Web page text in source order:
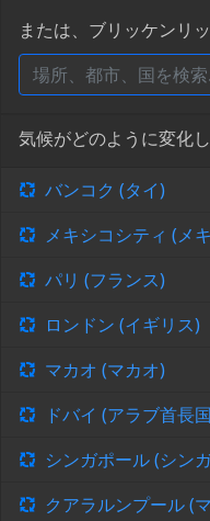
または、ブリッケンリ
気候がどのように変化
バンコク (タイ)
メキシコシティ (メ
パリ (フランス)
ロンドン (イギリス)
マカオ (マカオ)
ドバイ (アラブ首長
シンガポール (シン
クアラルンプール (